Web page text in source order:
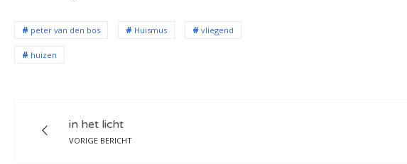
peter van den bos Huismus vliegend
huizen
in het licht
VORIGE BERICHT